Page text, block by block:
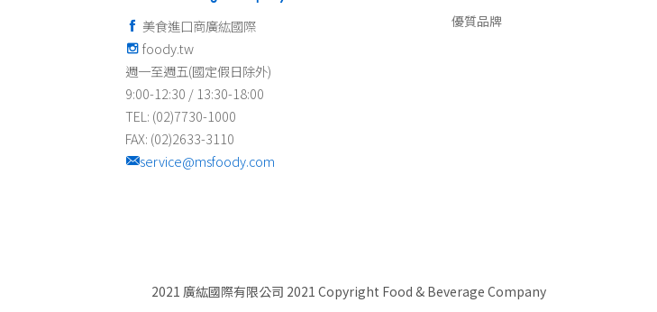
美食進口商廣紘國際
foody.tw
週一至週五(國定假日除外)
9:00-12:30 / 13:30-18:00
TEL: (02)7730-1000
FAX: (02)2633-3110
service@msfoody.com
優質品牌
2021 廣紘國際有限公司 2021 Copyright Food & Beverage Company